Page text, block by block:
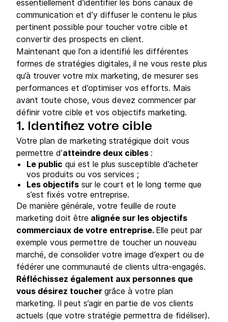
essentiellement d’identifier les bons canaux de
communication et d’y diffuser le contenu le plus
pertinent possible pour toucher votre cible et
convertir des prospects en client.
Maintenant que l’on a identifié les différentes
formes de stratégies digitales, il ne vous reste plus
qu’à trouver votre mix marketing, de mesurer ses
performances et d’optimiser vos efforts. Mais
avant toute chose, vous devez commencer par
définir votre cible et vos objectifs marketing.
1. Identifiez votre cible
Votre plan de marketing stratégique doit vous
permettre d’atteindre deux cibles :
Le public qui est le plus susceptible d’acheter
vos produits ou vos services ;
Les objectifs sur le court et le long terme que
s’est fixés votre entreprise.
De manière générale, votre feuille de route
marketing doit être alignée sur les objectifs
commerciaux de votre entreprise. Elle peut par
exemple vous permettre de toucher un nouveau
marché, de consolider votre image d’expert ou de
fédérer une communauté de clients ultra-engagés.
Réfléchissez également aux personnes que
vous désirez toucher grâce à votre plan
marketing. Il peut s’agir en partie de vos clients
actuels (que votre stratégie permettra de fidéliser).